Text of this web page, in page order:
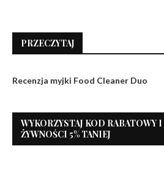
PRZECZYTAJ
Recenzja myjki Food Cleaner Duo
WYKORZYSTAJ KOD RABATOWY
ŻYWNOŚCI 5% TANIEJ